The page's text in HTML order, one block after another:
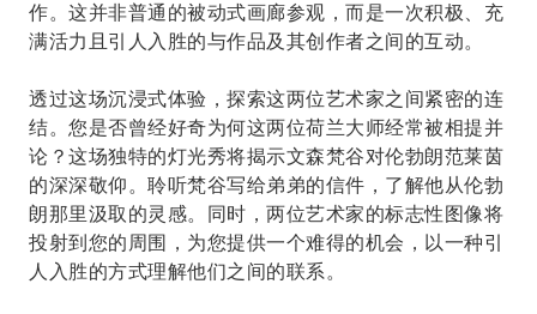
作。这并非普通的被动式画廊参观，而是一次积极、充
满活力且引人入胜的与作品及其创作者之间的互动。
透过这场沉浸式体验，探索这两位艺术家之间紧密的连
结。您是否曾经好奇为何这两位荷兰大师经常被相提并
论？这场独特的灯光秀将揭示文森梵谷对伦勃朗范莱茵
的深深敬仰。聆听梵谷写给弟弟的信件，了解他从伦勃
朗那里汲取的灵感。同时，两位艺术家的标志性图像将
投射到您的周围，为您提供一个难得的机会，以一种引
人入胜的方式理解他们之间的联系。